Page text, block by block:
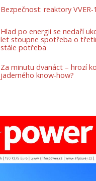
Bezpečnost: reaktory VVER-
Hlad po energii se nedaří
let stoupne spotřeba o
stále potřeba
Za minutu dvanáct – hrozí
jaderného know-how?